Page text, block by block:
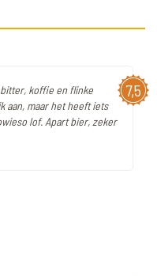
7,5
bitter, koffie en flinke
aan, maar het heeft iets
lof. Apart bier, zeker